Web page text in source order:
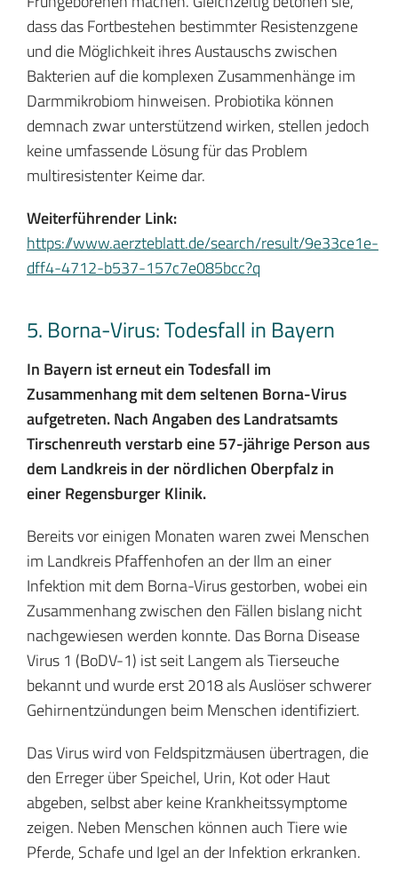
dass das Fortbestehen bestimmter Resistenzgene
und die Möglichkeit ihres Austauschs zwischen
Bakterien auf die komplexen Zusammenhänge im
Darmmikrobiom hinweisen. Probiotika können
demnach zwar unterstützend wirken, stellen jedoch
keine umfassende Lösung für das Problem
multiresistenter Keime dar.
Weiterführender Link:
https://www.aerzteblatt.de/search/result/9e33ce1e-
dff4-4712-b537-157c7e085bcc?q
5. Borna-Virus: Todesfall in Bayern
In Bayern ist erneut ein Todesfall im
Zusammenhang mit dem seltenen Borna-Virus
aufgetreten. Nach Angaben des Landratsamts
Tirschenreuth verstarb eine 57-jährige Person aus
dem Landkreis in der nördlichen Oberpfalz in
einer Regensburger Klinik.
Bereits vor einigen Monaten waren zwei Menschen
im Landkreis Pfaffenhofen an der Ilm an einer
Infektion mit dem Borna-Virus gestorben, wobei ein
Zusammenhang zwischen den Fällen bislang nicht
nachgewiesen werden konnte. Das Borna Disease
Virus 1 (BoDV-1) ist seit Langem als Tierseuche
bekannt und wurde erst 2018 als Auslöser schwerer
Gehirnentzündungen beim Menschen identifiziert.
Das Virus wird von Feldspitzmäusen übertragen, die
den Erreger über Speichel, Urin, Kot oder Haut
abgeben, selbst aber keine Krankheitssymptome
zeigen. Neben Menschen können auch Tiere wie
Pferde, Schafe und Igel an der Infektion erkranken.